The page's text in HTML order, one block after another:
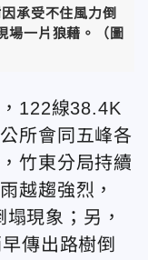
承受不住風力倒
場一片狼藉。（圖
122線38.4K
所會同五峰各
竹東分局持續
越趨強烈，
現象；另，
傳出路樹倒